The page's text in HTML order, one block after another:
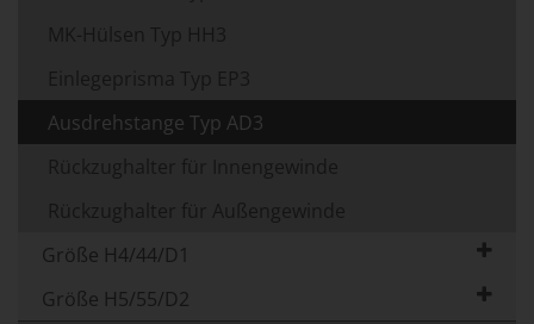
Ausdrehstange Typ AD3
Größe H4/44/D1
Größe H5/55/D2